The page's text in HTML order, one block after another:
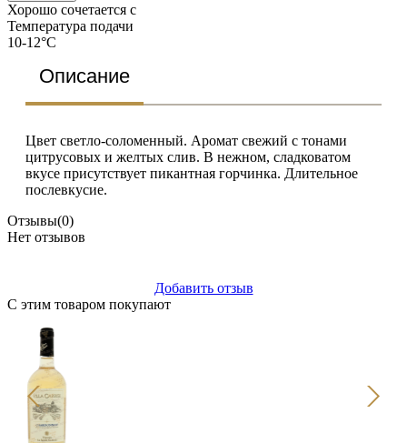
Хорошо сочетается с
Температура подачи
10-12°C
Описание
Цвет светло-соломенный. Аромат свежий с тонами
цитрусовых и желтых слив. В нежном, сладковатом
вкусе присутствует пикантная горчинка. Длительное
послевкусие.
Отзывы(0)
Нет отзывов
Добавить отзыв
С этим товаром покупают